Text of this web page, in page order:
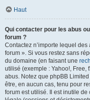
Haut
Qui contacter pour les abus
forum ?
Contactez n’importe lequel
forum ». Si vous restez sans
du domaine (en faisant une
utilisé (exemple : Yahoo!, Free,
abus. Notez que phpBB Limited
être, en aucun cas, tenu pour
forum est utilisé. Il est inutile